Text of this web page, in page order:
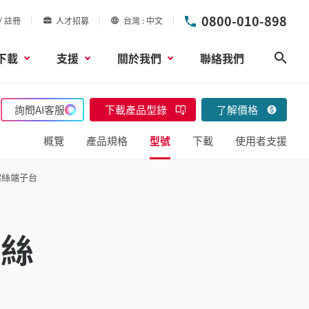
註冊 人才招募 台灣 中文 0800-010-898
載 支援 關於我們 聯絡我們
詢問AI客服 下載產品型錄 了解價格
概覽 產品規格 型號 下載 使用者支援
端子台